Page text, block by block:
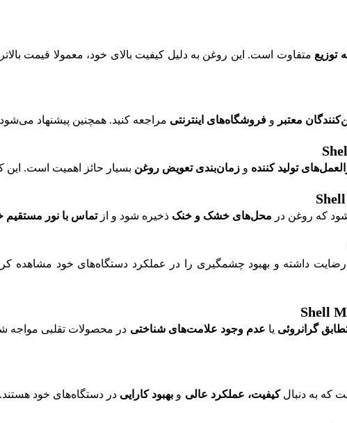
توزیع متفاوت است. این روغن به دلیل کیفیت بالای خود، معمولا قیمت
معتبر و فروشگاه‌های اینترنتی مراجعه کنید. همچنین پیشنهاد
تولید کننده و زمان‌بندی تعویض روغن بسیار حائز اهمیت است. این
محل‌های خشک و خنک ذخیره شود و ازتماس با نور مستقیم
گرانروئی یا عدم وجود علامت‌های شناختی در محصولات تقلبی مواجه
کیفیت، عملکرد عالی و بهبود کارایی در دستگاه‌های خود